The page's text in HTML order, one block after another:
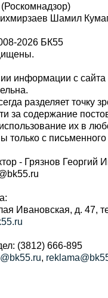
Шамил
2026 БК55
информации с сайта
разделяет точку
за содержание
их в
с
- Грязнов Георгий
Ивановская, д. 47,
(3812) 666-895
,